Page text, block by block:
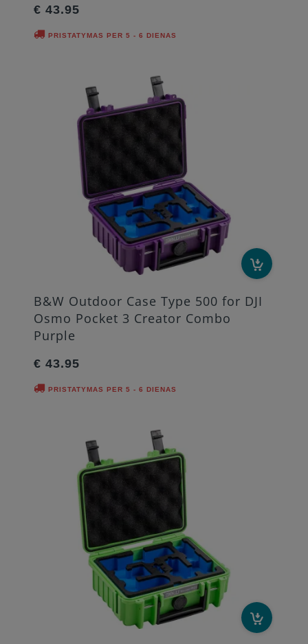
€ 43.95
PRISTATYMAS PER 5 - 6 DIENAS
B&W Outdoor Case Type 500 for DJI
Osmo Pocket 3 Creator Combo
Purple
€ 43.95
PRISTATYMAS PER 5 - 6 DIENAS